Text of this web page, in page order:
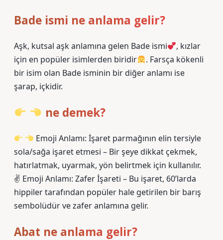
Bade ismi ne anlama gelir?
Aşk, kutsal aşk anlamına gelen Bade ismi
, kızlar
için en popüler isimlerden biridir
. Farsça kökenli
bir isim olan Bade isminin bir diğer anlamı ise
şarap, içkidir.
ne demek?
Emoji Anlamı: İşaret parmağının elin tersiyle
sola/sağa işaret etmesi – Bir şeye dikkat çekmek,
hatırlatmak, uyarmak, yön belirtmek için kullanılır.
✌ Emoji Anlamı: Zafer İşareti – Bu işaret, 60’larda
hippiler tarafından popüler hale getirilen bir barış
sembolüdür ve zafer anlamına gelir.
Abat ne anlama gelir?